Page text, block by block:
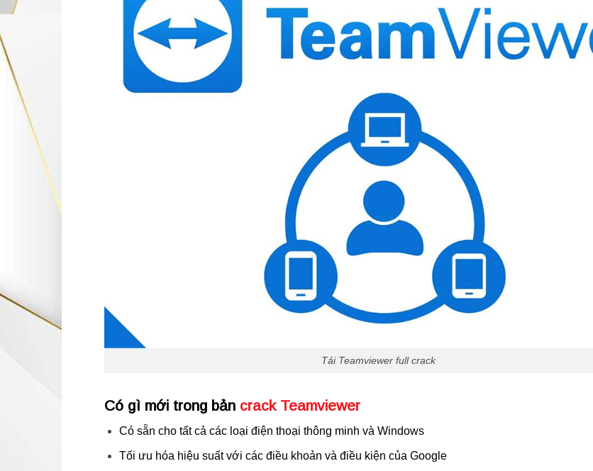
Tải Teamviewer full crack
Có gì mới trong bản crack Teamviewer
Có sẵn cho tất cả các loại điện thoại thông minh và Windows
Tối ưu hóa hiệu suất với các điều khoản và điều kiện của Google